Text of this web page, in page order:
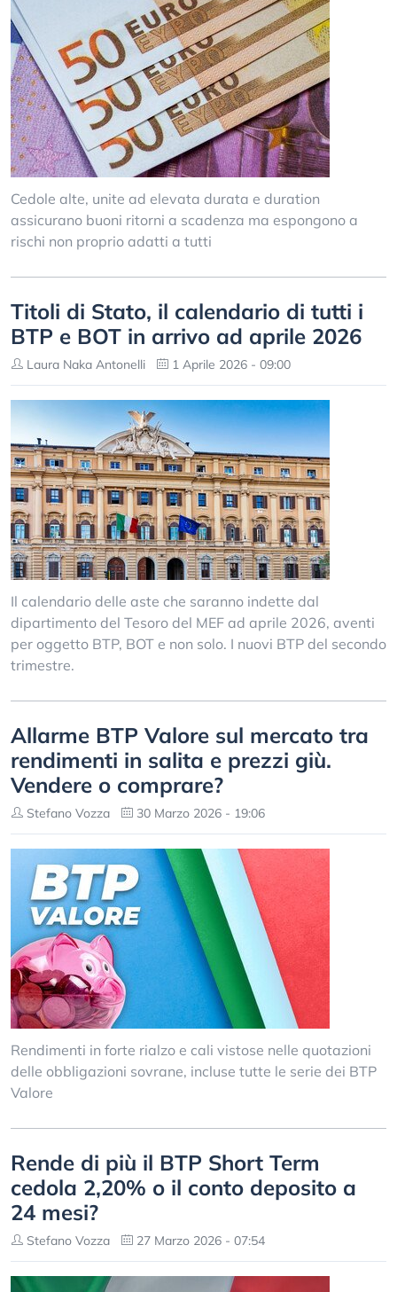
Cedole alte, unite ad elevata durata e duration
assicurano buoni ritorni a scadenza ma espongono a
rischi non proprio adatti a tutti
Titoli di Stato, il calendario di tutti i
BTP e BOT in arrivo ad aprile 2026
Laura Naka Antonelli 1 Aprile 2026 - 09:00
Il calendario delle aste che saranno indette dal
dipartimento del Tesoro del MEF ad aprile 2026, aventi
per oggetto BTP, BOT e non solo. I nuovi BTP del secondo
trimestre.
Allarme BTP Valore sul mercato tra
rendimenti in salita e prezzi giù.
Vendere o comprare?
Stefano Vozza 30 Marzo 2026 - 19:06
Rendimenti in forte rialzo e cali vistose nelle quotazioni
delle obbligazioni sovrane, incluse tutte le serie dei BTP
Valore
Rende di più il BTP Short Term
cedola 2,20% o il conto deposito a
24 mesi?
Stefano Vozza 27 Marzo 2026 - 07:54